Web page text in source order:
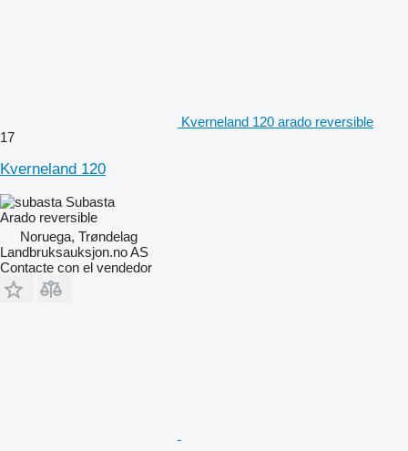
Kverneland 120 arado reversible
17
Kverneland 120
Subasta
Arado reversible
Noruega, Trøndelag
Landbruksauksjon.no AS
Contacte con el vendedor